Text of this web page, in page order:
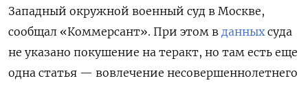
Западный окружной военный суд в Москве,
сообщал «Коммерсант». При этом в данныхсуда
не указано покушение на теракт, но там есть еще
одна статья — вовлечение несовершеннолетнего